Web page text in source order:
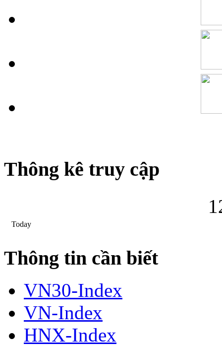
Thông kê truy cập
1
Today
Thông tin cần biết
VN30-Index
VN-Index
HNX-Index